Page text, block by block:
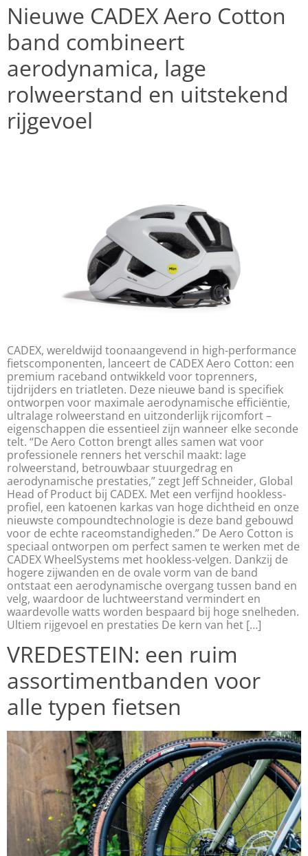
Nieuwe CADEX Aero Cotton
band combineert
aerodynamica, lage
rolweerstand en uitstekend
rijgevoel
CADEX, wereldwijd toonaangevend in high-performance
fietscomponenten, lanceert de CADEX Aero Cotton: een
premium raceband ontwikkeld voor toprenners,
tijdrijders en triatleten. Deze nieuwe band is specifiek
ontworpen voor maximale aerodynamische efficiëntie,
ultralage rolweerstand en uitzonderlijk rijcomfort –
eigenschappen die essentieel zijn wanneer elke seconde
telt. “De Aero Cotton brengt alles samen wat voor
professionele renners het verschil maakt: lage
rolweerstand, betrouwbaar stuurgedrag en
aerodynamische prestaties,” zegt Jeff Schneider, Global
Head of Product bij CADEX. Met een verfijnd hookless-
profiel, een katoenen karkas van hoge dichtheid en onze
nieuwste compoundtechnologie is deze band gebouwd
voor de echte raceomstandigheden.” De Aero Cotton is
speciaal ontworpen om perfect samen te werken met de
CADEX WheelSystems met hookless-velgen. Dankzij de
hogere zijwanden en de ovale vorm van de band
ontstaat een aerodynamische overgang tussen band en
velg, waardoor de luchtweerstand vermindert en
waardevolle watts worden bespaard bij hoge snelheden.
Ultiem rijgevoel en prestaties De kern van het […]
VREDESTEIN: een ruim
assortimentbanden voor
alle typen fietsen